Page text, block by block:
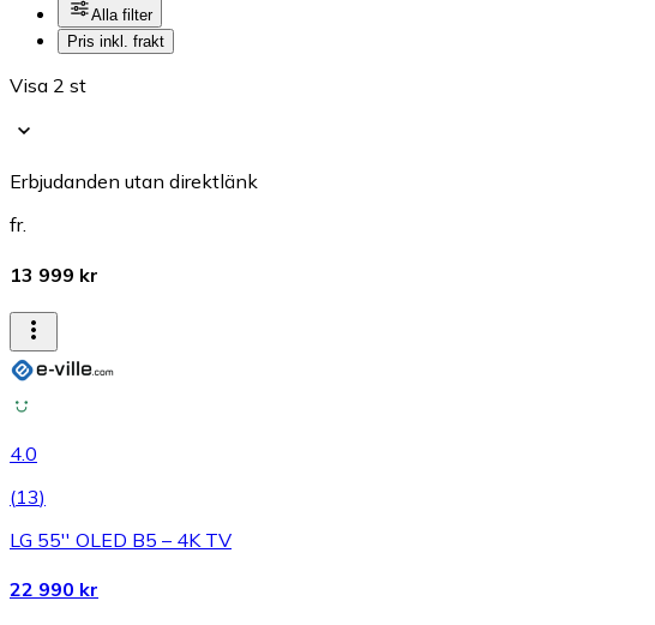
Alla filter
Pris inkl. frakt
Visa 2 st
Erbjudanden utan direktlänk
fr.
13 999 kr
4.0
(13)
LG 55'' OLED B5 – 4K TV
22 990 kr